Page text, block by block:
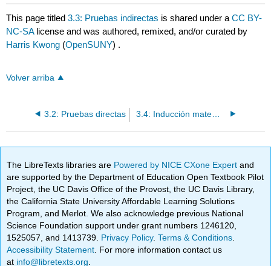
This page titled3.3: Pruebas indirectas is shared under aCC BY-
NC-SA license and was authored, remixed, and/or curated by
Harris Kwong (OpenSUNY) .
Volver arriba
3.2: Pruebas directas 3.4: Inducción matemática - Una introducción
The LibreTexts libraries are Powered by NICE CXone Expertand
are supported by the Department of Education Open Textbook Pilot
Project, the UC Davis Office of the Provost, the UC Davis Library,
the California State University Affordable Learning Solutions
Program, and Merlot. We also acknowledge previous National
Science Foundation support under grant numbers 1246120,
1525057, and 1413739. Privacy Policy.Terms & Conditions
Accessibility Statement . For more information contact us
at info@libretexts.org